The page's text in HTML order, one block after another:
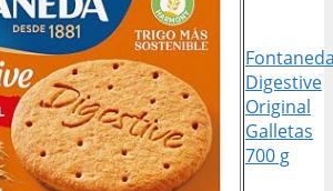
Digestive
Original
Galletas
700 g